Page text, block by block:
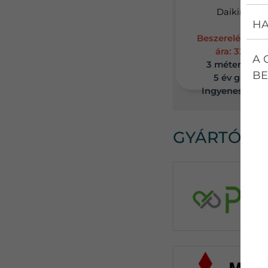
Daikin
Beszereléssel
ára: 329
3 méter
5 év
Ingyenes
GYÁRTÓK
A